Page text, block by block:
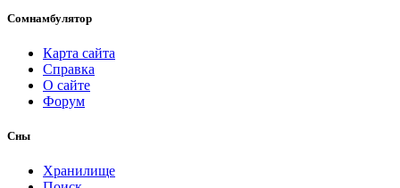
Сомнамбулятор
Карта сайта
Справка
О сайте
Форум
Сны
Хранилище